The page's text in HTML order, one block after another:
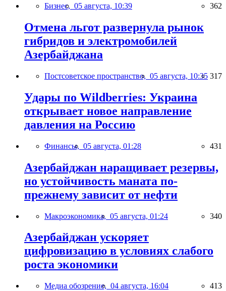
Бизнес, 05 августа, 10:39 362
Отмена льгот развернула рынок
гибридов и электромобилей
Азербайджана
Постсоветское пространство, 05 августа, 10:35 317
Удары по Wildberries: Украина
открывает новое направление
давления на Россию
Финансы, 05 августа, 01:28 431
Азербайджан наращивает резервы,
но устойчивость маната по-
прежнему зависит от нефти
Макроэкономика, 05 августа, 01:24 340
Азербайджан ускоряет
цифровизацию в условиях слабого
роста экономики
Медиа обозрение, 04 августа, 16:04 413